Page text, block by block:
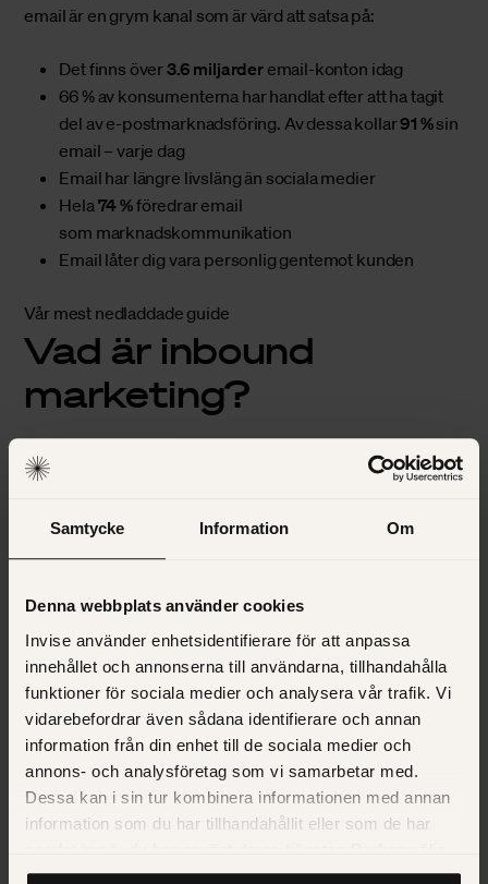
Samtycke Information Om
Denna webbplats använder cookies
Invise använder enhetsidentifierare för att anpassa
innehållet och annonserna till användarna, tillhandahålla
funktioner för sociala medier och analysera vår trafik. Vi
vidarebefordrar även sådana identifierare och annan
information från din enhet till de sociala medier och
annons- och analysföretag som vi samarbetar med.
Dessa kan i sin tur kombinera informationen med annan
information som du har tillhandahållit eller som de har
att klicka på “information” för att välja och justera vilka
email är en grym kanal som är värd att satsa på:
Det finns över3.6 miljarderemail-konton idag
66 % av konsumenterna har handlat efter att ha tagit
del av e-postmarknadsföring. Av dessa kollar91 %sin
email – varje dag
Email har längre livsläng än sociala medier
Hela 74 %föredrar email
som marknadskommunikation
Email låter dig vara personlig gentemot kunden
Vår mest nedladdade guide
Vad är inbound
marketing?
Ladda ner
Email-marketing och ROI
Vår partner
nämner en undersökning som visar
att email-marketing har en genomsnittlig
sin e-postmarknadsföring på rätt sätt så är det här inte en
en kostnadseffektiv kanal om du:
segmenterar dina målgrupper och ger dem relevant
och anpassat innehåll
genomför A och B-tester
ser till att meddelandet presenteras på ett inbjudande
sätt (copy och layout)
Med det sagt är ett ROI på 4300 % inget vi, eller någon